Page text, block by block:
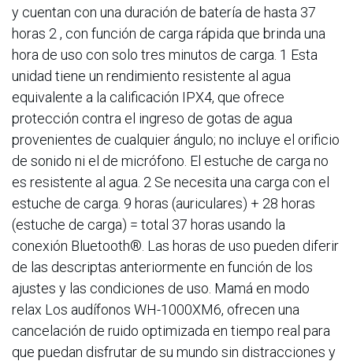
y cuentan con una duración de batería de hasta 37
horas 2 , con función de carga rápida que brinda una
hora de uso con solo tres minutos de carga. 1 Esta
unidad tiene un rendimiento resistente al agua
equivalente a la calificación IPX4, que ofrece
protección contra el ingreso de gotas de agua
provenientes de cualquier ángulo; no incluye el orificio
de sonido ni el de micrófono. El estuche de carga no
es resistente al agua. 2 Se necesita una carga con el
estuche de carga. 9 horas (auriculares) + 28 horas
(estuche de carga) = total 37 horas usando la
conexión Bluetooth®. Las horas de uso pueden diferir
de las descriptas anteriormente en función de los
ajustes y las condiciones de uso. Mamá en modo
relax Los audífonos WH-1000XM6, ofrecen una
cancelación de ruido optimizada en tiempo real para
que puedan disfrutar de su mundo sin distracciones y